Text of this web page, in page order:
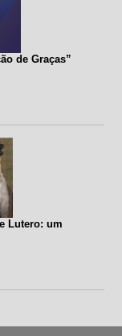
de Graças”
Lutero: um